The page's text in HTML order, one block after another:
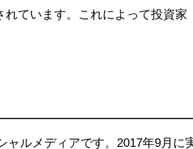
ています。これによって投資家
ャルメディアです。2017年9月に